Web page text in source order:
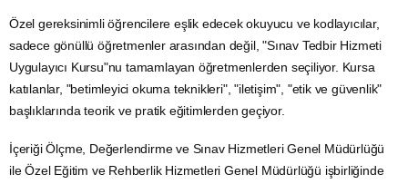
Özel gereksinimli öğrencilere eşlik edecek okuyucu ve kodlayıcılar,
sadece gönüllü öğretmenler arasından değil, "Sınav Tedbir Hizmeti
Uygulayıcı Kursu"nu tamamlayan öğretmenlerden seçiliyor. Kursa
katılanlar, "betimleyici okuma teknikleri", "iletişim", "etik ve güvenlik"
başlıklarında teorik ve pratik eğitimlerden geçiyor.
İçeriği Ölçme, Değerlendirme ve Sınav Hizmetleri Genel Müdürlüğü
ile Özel Eğitim ve Rehberlik Hizmetleri Genel Müdürlüğü işbirliğinde